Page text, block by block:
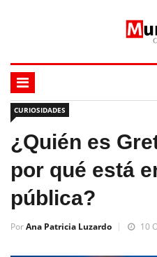
CURIOSIDADES
¿Quién es
por qué está
pública?
PorAna Patricia Luzardo 10